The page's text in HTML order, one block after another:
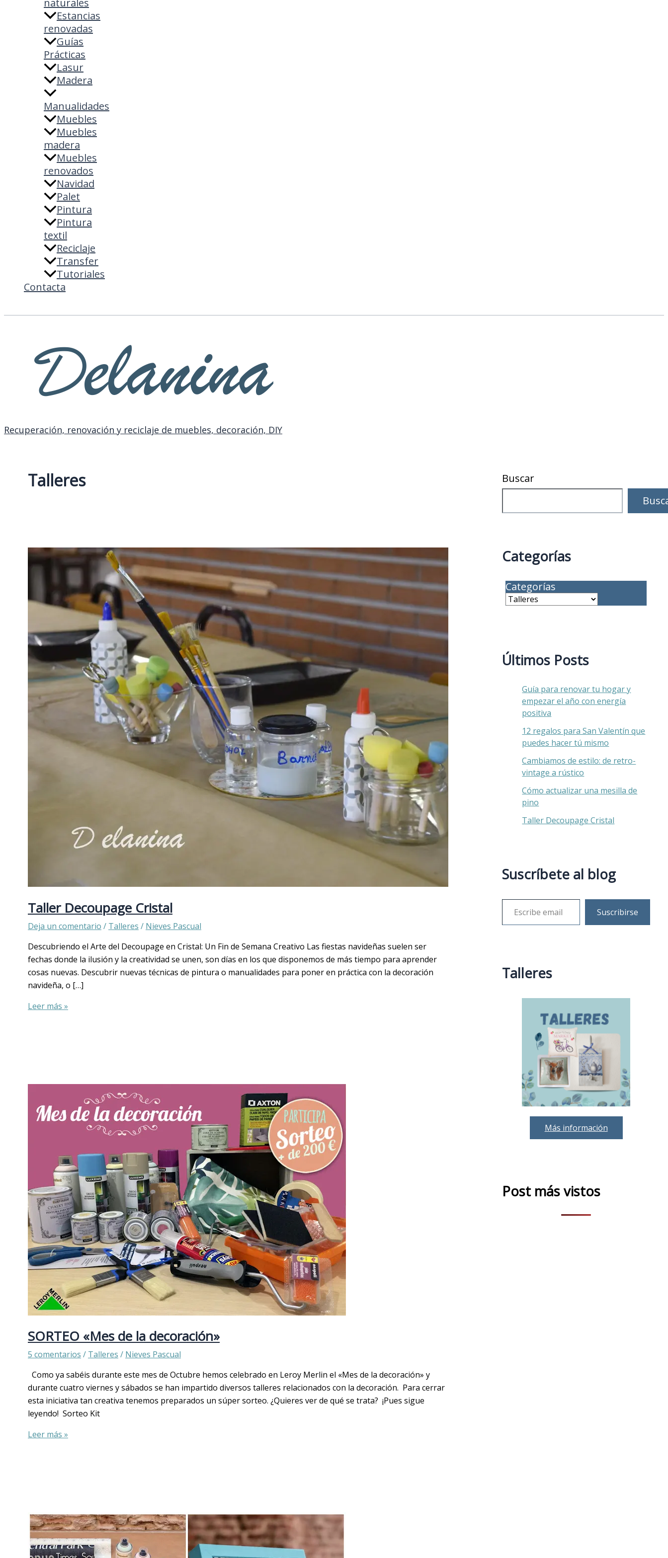
naturales
Estancias
renovadas
Guías
Prácticas
Lasur
Madera
Manualidades
Muebles
Muebles
madera
Muebles
renovados
Navidad
Palet
Pintura
Pintura
textil
Reciclaje
Transfer
Tutoriales
Contacta
Recuperación, renovación y reciclaje de muebles, decoración, DIY
Talleres
Taller Decoupage Cristal
Deja un comentario / Talleres / Nieves Pascual
Descubriendo el Arte del Decoupage en Cristal: Un Fin de Semana Creativo Las fiestas navideñas suelen ser
fechas donde la ilusión y la creatividad se unen, son días en los que disponemos de más tiempo para aprender
cosas nuevas. Descubrir nuevas técnicas de pintura o manualidades para poner en práctica con la decoración
navideña, o […]
Leer más »
SORTEO «Mes de la decoración»
5 comentarios / Talleres / Nieves Pascual
Como ya sabéis durante este mes de Octubre hemos celebrado en Leroy Merlin el «Mes de la decoración» y
durante cuatro viernes y sábados se han impartido diversos talleres relacionados con la decoración. Para cerrar
esta iniciativa tan creativa tenemos preparados un súper sorteo. ¿Quieres ver de qué se trata? ¡Pues sigue
leyendo! Sorteo Kit
Leer más »
Buscar
Categorías
Categorías
Últimos Posts
Guía para renovar tu hogar y
empezar el año con energía
positiva
12 regalos para San Valentín que
puedes hacer tú mismo
Cambiamos de estilo: de retro-
vintage a rústico
Cómo actualizar una mesilla de
pino
Taller Decoupage Cristal
Suscríbete al blog
Suscribirse
Talleres
Más información
Post más vistos